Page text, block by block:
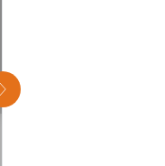
次のスライド